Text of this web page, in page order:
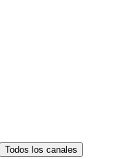
Todos los canales